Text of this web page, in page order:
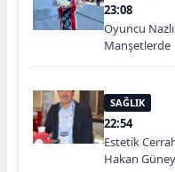
23:08
Oyuncu
Manşetlerde
SAĞLIK
22:54
Estetik
Hakan